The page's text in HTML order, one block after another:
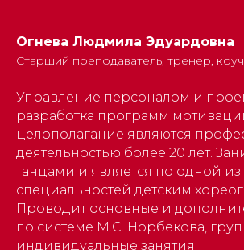
Огнева Людмила Эдуардовна
Старший преподаватель, тренер,
Управление персоналом и
разработка программ
целополагание являются
деятельностью более 20 лет.
танцами и является по одной из
специальностей детским
Проводит основные и
по системе М.С. Норбекова,
индивидуальные занятия.